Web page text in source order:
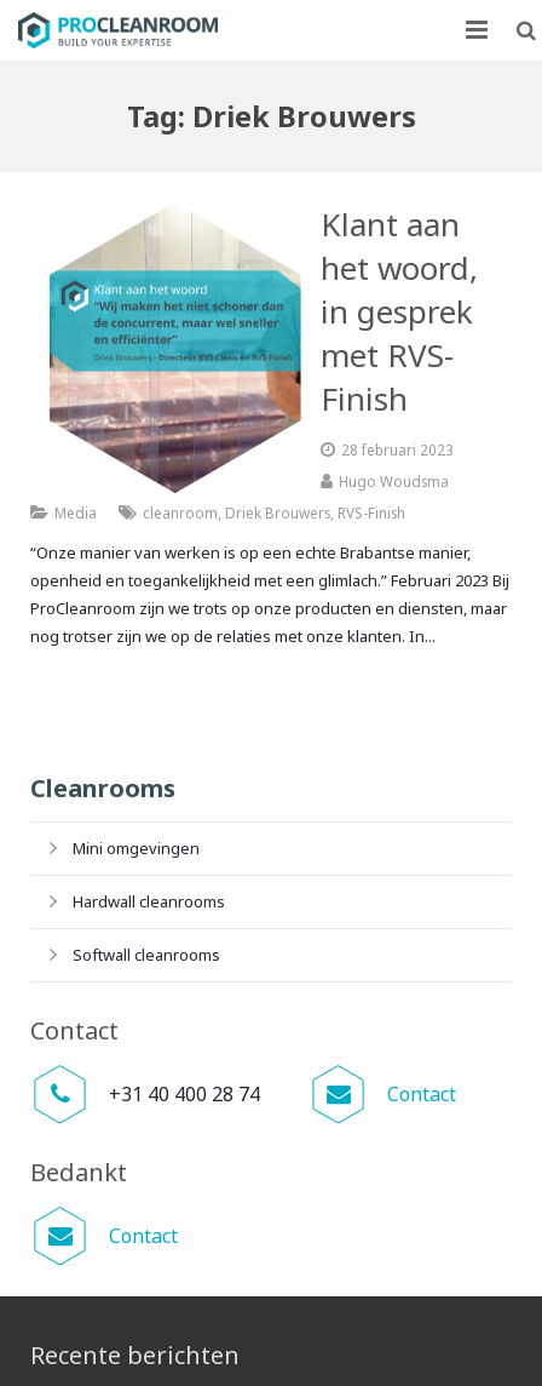
CASE STUDIES
OVER ONS
CONTACT
Tag: Driek Brouwers
Klant aan
het woord,
in gesprek
met RVS-
Finish
28 februari 2023
Hugo Woudsma
Media
cleanroom Driek Brouwers RVS-Finish
“Onze manier van werken is op een echte Brabantse manier,
openheid en toegankelijkheid met een glimlach.” Februari 2023 Bij
ProCleanroom zijn we trots op onze producten en diensten, maar
nog trotser zijn we op de relaties met onze klanten. In...
Cleanrooms
Mini omgevingen
Hardwall cleanrooms
Softwall cleanrooms
Contact
+31 40 400 28 74 Contact
Bedankt
Contact
Recente berichten